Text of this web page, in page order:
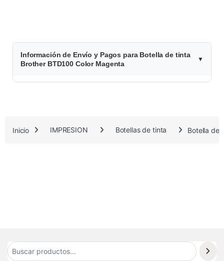
$
2
8
9
Información de Envío y Pagos para Botella de tinta
Brother BTD100 Color Magenta
Inicio IMPRESION Botellas de tinta Botella de